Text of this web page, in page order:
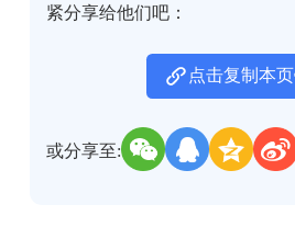
紧分享给他们吧：
点击复制本
或分享至: